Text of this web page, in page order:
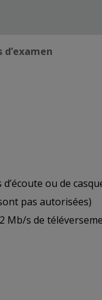
d’examen
ou de
pas autorisées)
Mb/s de